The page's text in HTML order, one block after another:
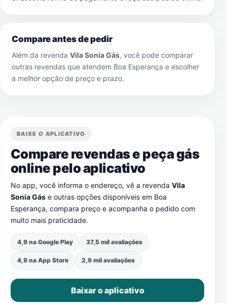
Compare antes de pedir
Além da revenda Vila Sonia Gás, você pode comparar
outras revendas que atendem Boa Esperança e escolher
a melhor opção de preço e prazo.
BAIXE O APLICATIVO
Compare revendas e peça gás
online pelo aplicativo
No app, você informa o endereço, vê a revenda Vila
Sonia Gás e outras opções disponíveis em Boa
Esperança, compara preço e acompanha o pedido com
muito mais praticidade.
4,9 na Google Play 37,5 mil avaliações
4,9 na App Store 2,9 mil avaliações
Baixar o aplicativo